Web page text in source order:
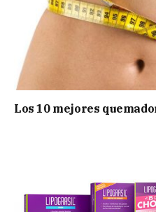
Los 10 mejores